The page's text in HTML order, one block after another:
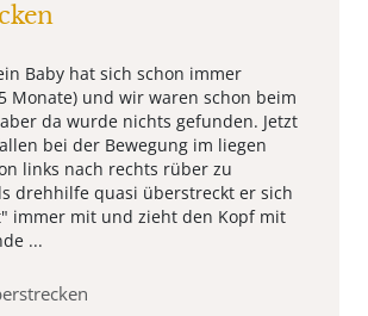
Baby hat sich schon immer
Monate) und wir waren schon beim
da wurde nichts gefunden. Jetzt
bei der Bewegung im liegen
links nach rechts rüber zu
drehhilfe quasi überstreckt er sich
immer mit und zieht den Kopf mit
...